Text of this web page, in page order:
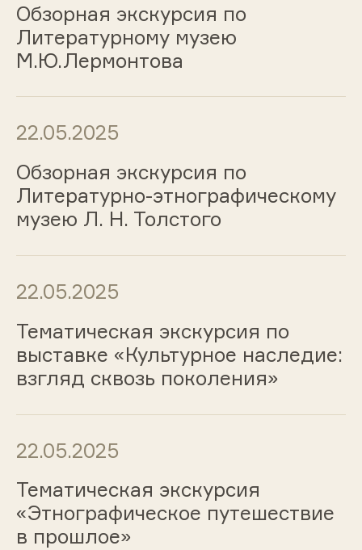
Обзорная экскурсия по
Литературному музею
М.Ю.Лермонтова
22.05.2025
Обзорная экскурсия по
Литературно-этнографическому
музею Л. Н. Толстого
22.05.2025
Тематическая экскурсия по
выставке «Культурное наследие:
взгляд сквозь поколения»
22.05.2025
Тематическая экскурсия
«Этнографическое путешествие
в прошлое»